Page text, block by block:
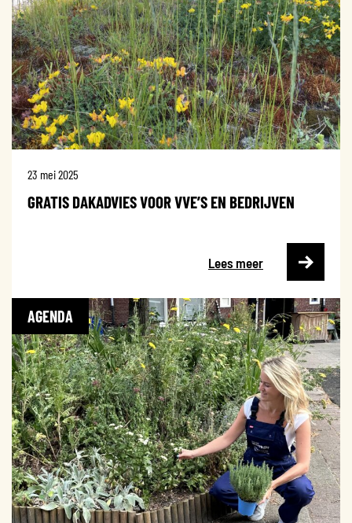
23 mei 2025
GRATIS DAKADVIES VOOR VVE’S EN BEDRIJVEN
Lees meer
AGENDA